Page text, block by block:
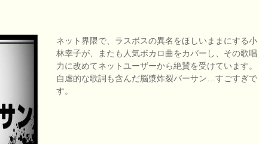
ネット界隈で、ラスボスの異名をほしいままにする小
林幸子が、またも人気ボカロ曲をカバーし、その歌唱
力に改めてネットユーザーから絶賛を受けています。
自虐的な歌詞も含んだ脳漿炸裂バーサン…すごすぎで
す。